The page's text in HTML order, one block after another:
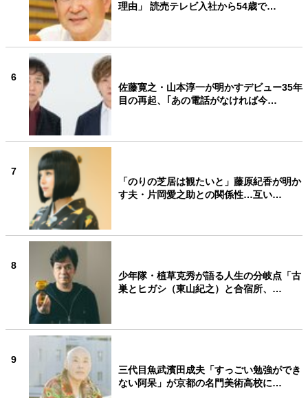
理由」 読売テレビ入社から54歳で…
6
佐藤寛之・山本淳一が明かすデビュー35年
目の再起、｢あの電話がなければ今…
7
「のりの芝居は観たいと」藤原紀香が明か
す夫・片岡愛之助との関係性…互い…
8
少年隊・植草克秀が語る人生の分岐点「古
巣とヒガシ（東山紀之）と合宿所、…
9
三代目魚武濱田成夫「すっごい勉強ができ
ない阿呆」が京都の名門美術高校に…